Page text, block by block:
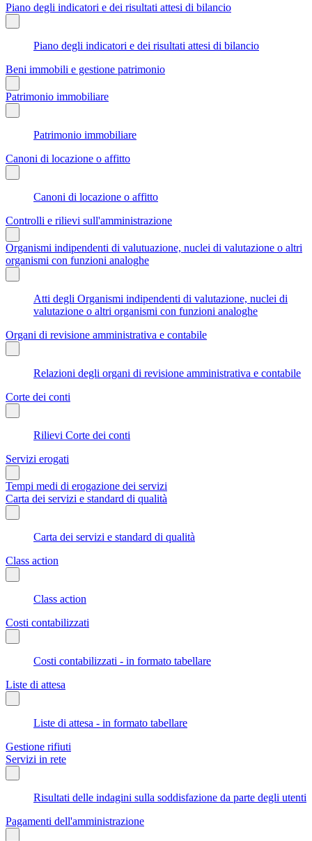
Piano degli indicatori e dei risultati attesi di bilancio
Piano degli indicatori e dei risultati attesi di bilancio
Beni immobili e gestione patrimonio
Patrimonio immobiliare
Patrimonio immobiliare
Canoni di locazione o affitto
Canoni di locazione o affitto
Controlli e rilievi sull'amministrazione
Organismi indipendenti di valutuazione, nuclei di valutazione o altri
organismi con funzioni analoghe
Atti degli Organismi indipendenti di valutazione, nuclei di
valutazione o altri organismi con funzioni analoghe
Organi di revisione amministrativa e contabile
Relazioni degli organi di revisione amministrativa e contabile
Corte dei conti
Rilievi Corte dei conti
Servizi erogati
Tempi medi di erogazione dei servizi
Carta dei servizi e standard di qualità
Carta dei servizi e standard di qualità
Class action
Class action
Costi contabilizzati
Costi contabilizzati - in formato tabellare
Liste di attesa
Liste di attesa - in formato tabellare
Gestione rifiuti
Servizi in rete
Risultati delle indagini sulla soddisfazione da parte degli utenti
Pagamenti dell'amministrazione